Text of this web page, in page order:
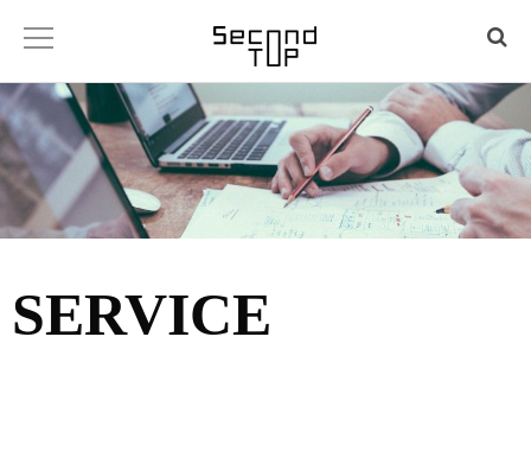
MISSION
SERVICE
SERVICE